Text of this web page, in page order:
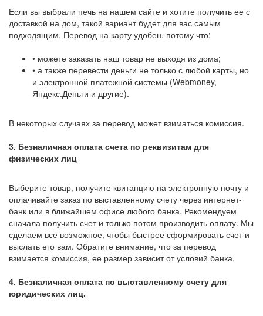
Если вы выбрали печь на нашем сайте и хотите получить ее с
доставкой на дом, такой вариант будет для вас самым
подходящим. Перевод на карту удобен, потому что:
• можете заказать наш товар не выходя из дома;
• а также перевести деньги не только с любой карты, но
и электронной платежной системы (Webmoney,
Яндекс.Деньги и другие).
В некоторых случаях за перевод может взиматься комиссия.
3. Безналичная оплата счета по реквизитам для
физических лиц
Выберите товар, получите квитанцию на электронную почту и
оплачивайте заказ по выставленному счету через интернет-
банк или в ближайшем офисе любого банка. Рекомендуем
сначала получить счет и только потом производить оплату. Мы
сделаем все возможное, чтобы быстрее сформировать счет и
выслать его вам. Обратите внимание, что за перевод
взимается комиссия, ее размер зависит от условий банка.
4. Безналичная оплата по выставленному счету для
юридических лиц.